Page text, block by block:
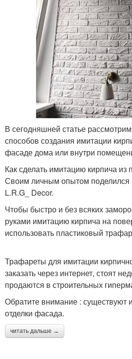
В сегодняшней статье
способов создания имитации
фасаде дома или внутри
Как сделать имитацию кирпича из
Своим личным опытом поделился
L.R.G_ Decor.
Чтобы быстро и без всяких
руками имитацию кирпича на
использовать пластиковый
Трафареты для имитации
заказать через интернет, стоят
продаются в строительных
Обратите внимание : существуют
отделки фасада.
читать дальше →